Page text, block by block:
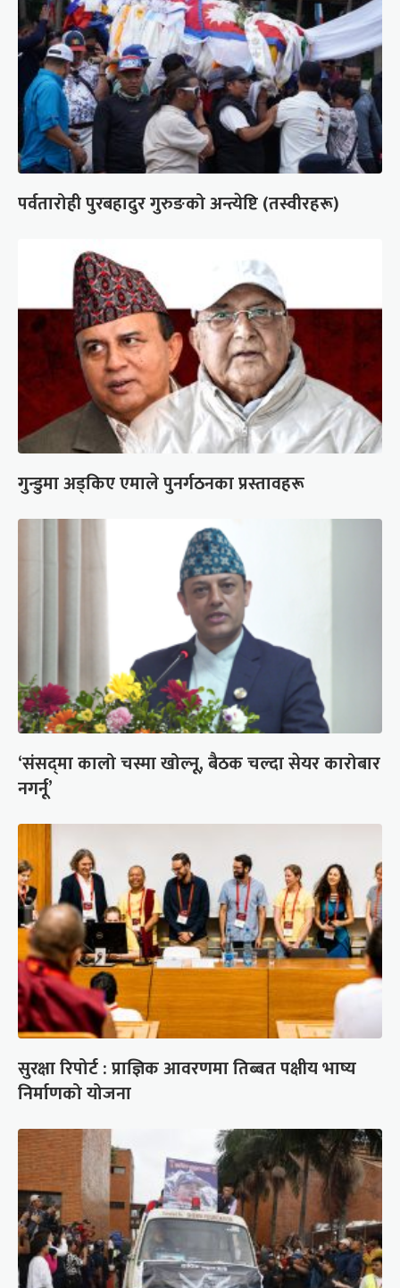
पर्वतारोही पुरबहादुर गुरुङको अन्त्येष्टि (तस्वीरहरू)
गुन्डुमा अड्किए एमाले पुनर्गठनका प्रस्तावहरू
‘संसद्‍मा कालो चस्मा खोल्नू, बैठक चल्दा सेयर कारोबार
नगर्नू’
सुरक्षा रिपोर्ट : प्राज्ञिक आवरणमा तिब्बत पक्षीय भाष्य
निर्माणको योजना